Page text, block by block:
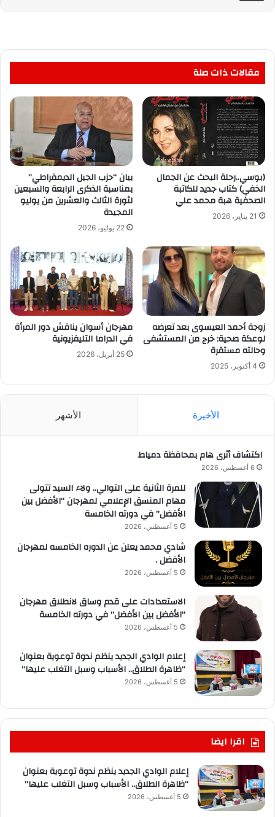
مقالات ذات صلة
(بوسي..رحلة البحث عن الجمال
الخفي) كتاب جديد للكاتبة
الصحفية هبة محمد علي
21 يناير، 2026
بيان “حزب الجيل الديمقراطي”
بمناسبة الذكرى الرابعة والسبعين
لثورة الثالث والعشرين من يوليو
المجيدة
22 يوليو، 2026
زوجة أحمد العيسوى بعد تعرضه
لوعكة صحية: خرج من المستشفى
وحالته مستقرة
4 أكتوبر، 2025
مهرجان أسوان يناقش دور المرأة
في الدراما التليفزيونية
25 أبريل، 2026
الأخيرة الأشهر
اكتشاف أثرى هام بمحافظة دمياط
6 أغسطس، 2026
للمرة الثانية على التوالي.. ولاء السيد تتولى
مهام المنسق الإعلامي لمهرجان “الأفضل بين
الأفضل” في دورته الخامسة
5 أغسطس، 2026
شادي محمد يعلن عن الدوره الخامسه لمهرجان
الأفضل .
5 أغسطس، 2026
الاستعدادات على قدم وساق لانطلاق مهرجان
“الأفضل بين الأفضل” في دورته الخامسة
5 أغسطس، 2026
إعلام الوادي الجديد ينظم ندوة توعوية بعنوان
“ظاهرة الطلاق.. الأسباب وسبل التغلب عليها”
5 أغسطس، 2026
اقرا ايضا
إعلام الوادي الجديد ينظم ندوة توعوية بعنوان
“ظاهرة الطلاق.. الأسباب وسبل التغلب عليها”
5 أغسطس، 2026